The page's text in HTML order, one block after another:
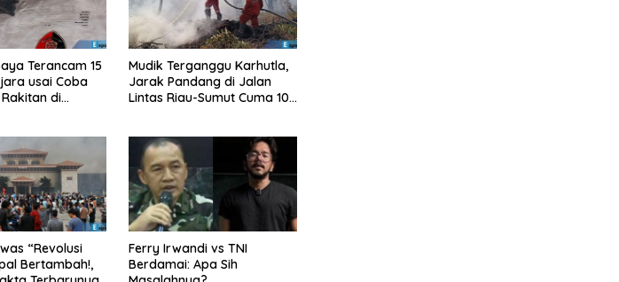
Terancam 15
usai Coba
di
Mudik Terganggu Karhutla,
Jarak Pandang di Jalan
Lintas Riau-Sumut Cuma 10
“Revolusi
Bertambah!,
Ferry Irwandi vs TNI
Berdamai: Apa Sih